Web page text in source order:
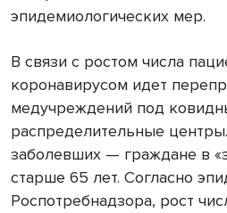
эпидемиологических мер.
В связи с ростом числа
коронавирусом идет
медучреждений под
распределительные
заболевших — граждане в
старше 65 лет. Согласно
Роспотребнадзора, рост